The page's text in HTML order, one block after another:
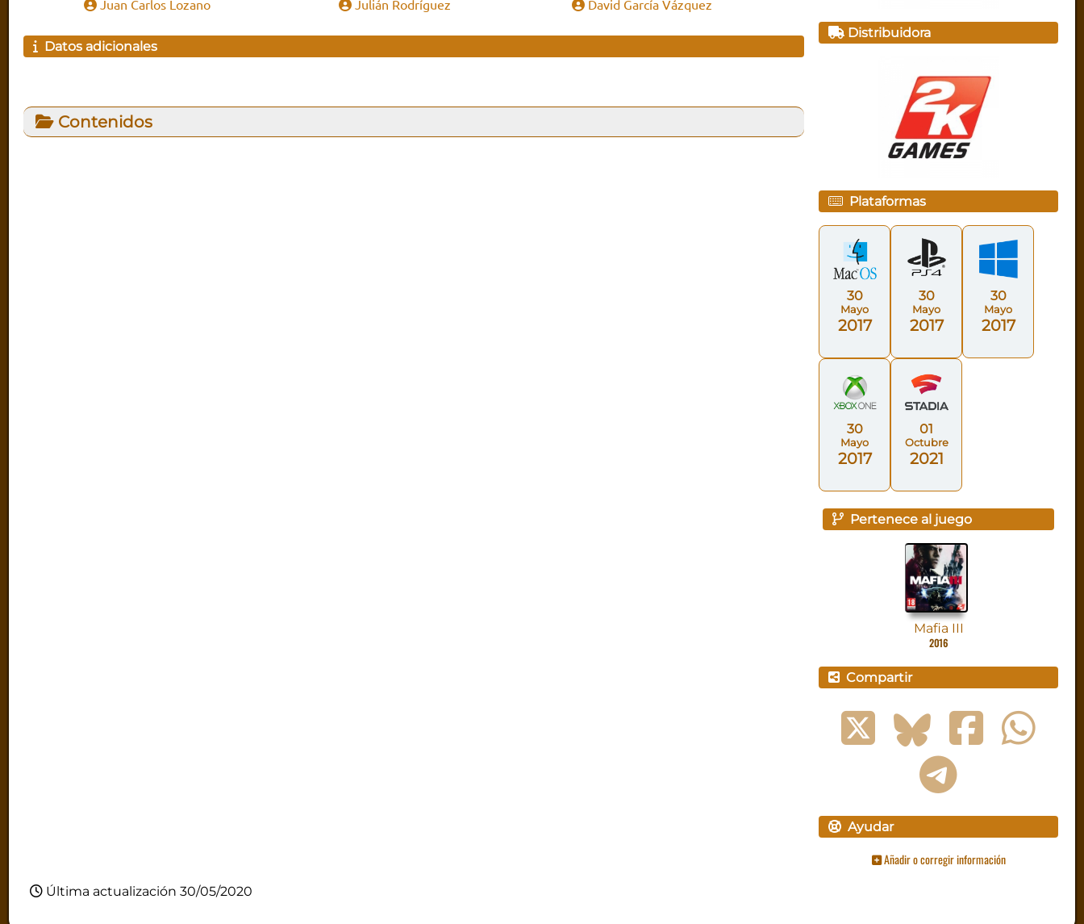
Juan Carlos Lozano Julián Rodríguez David García Vázquez
Datos adicionales
Contenidos
Distribuidora
Plataformas
30
Mayo
2017
30
Mayo
2017
30
Mayo
2017
30
Mayo
2017
01
Octubre
2021
Pertenece al juego
Mafia III
2016
Compartir
Ayudar
Añadir o corregir información
Última actualización 30/05/2020